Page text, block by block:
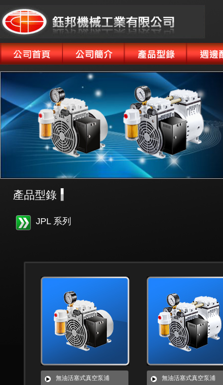
產品型錄
JPL 系列
無油活塞式真空泵浦
無油活塞式真空泵浦